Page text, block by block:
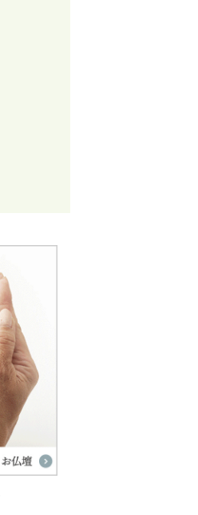
なった
数3
とで解
く、あ
す。今
しま
今は